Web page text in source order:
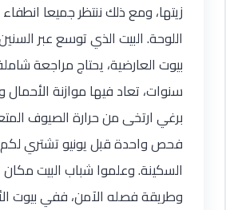
زيتها، ومع ذلك ننتظر جميعا انطفاء
اللوحة. البيت الذي توسع عبر
بيوت العارضية، يحتاج مراجعة
سنوات، تعاد فيها موازنة
برغي ارتخى من حرارة الصيوف
فحص واحدة قبل يونيو تشتري
السكينة. وعلموا شباب البيت مكان
وطريقة فصله الآمن، ففي بيوت